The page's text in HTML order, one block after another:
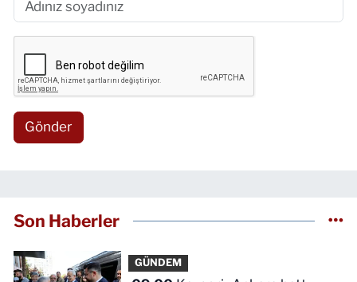
Gönder
Son Haberler
GÜNDEM